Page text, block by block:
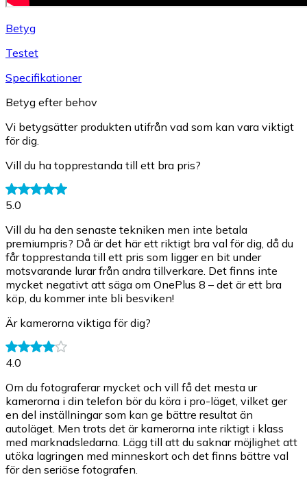
Betyg
Testet
Specifikationer
Betyg efter behov
Vi betygsätter produkten utifrån vad som kan vara viktigt
för dig.
Vill du ha topprestanda till ett bra pris?
5.0
Vill du ha den senaste tekniken men inte betala
premiumpris? Då är det här ett riktigt bra val för dig, då du
får topprestanda till ett pris som ligger en bit under
motsvarande lurar från andra tillverkare. Det finns inte
mycket negativt att säga om OnePlus 8 – det är ett bra
köp, du kommer inte bli besviken!
Är kamerorna viktiga för dig?
4.0
Om du fotograferar mycket och vill få det mesta ur
kamerorna i din telefon bör du köra i pro-läget, vilket ger
en del inställningar som kan ge bättre resultat än
autoläget. Men trots det är kamerorna inte riktigt i klass
med marknadsledarna. Lägg till att du saknar möjlighet att
utöka lagringen med minneskort och det finns bättre val
för den seriöse fotografen.